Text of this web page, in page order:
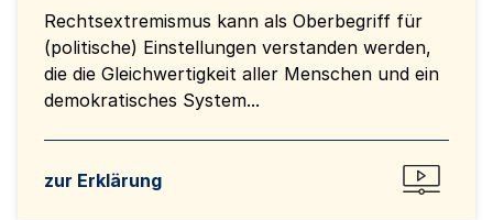
Rechtsextremismus kann als Oberbegriff für
(politische) Einstellungen verstanden werden,
die die Gleichwertigkeit aller Menschen und ein
demokratisches System...
zur Erklärung